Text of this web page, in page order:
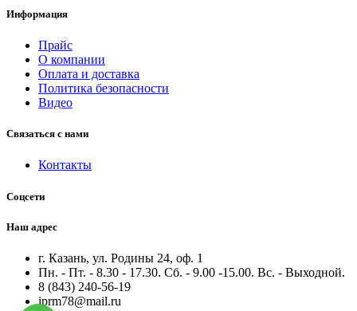
Информация
Прайс
О компании
Оплата и доставка
Политика безопасности
Видео
Связаться с нами
Контакты
Соцсети
Наш адрес
г. Казань, ул. Родины 24, оф. 1
Пн. - Пт. - 8.30 - 17.30. Сб. - 9.00 -15.00. Вс. - Выходной.
8 (843) 240-56-19
iprm78@mail.ru